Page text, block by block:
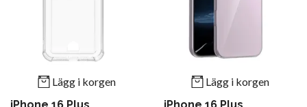
Lägg i korgen
Lägg i korgen